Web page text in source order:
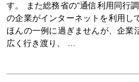
す。 また総務省の“通信利用同行
の企業がインターネットを利用し
ほんの一例に過ぎませんが、企業
広く行き渡り、 …